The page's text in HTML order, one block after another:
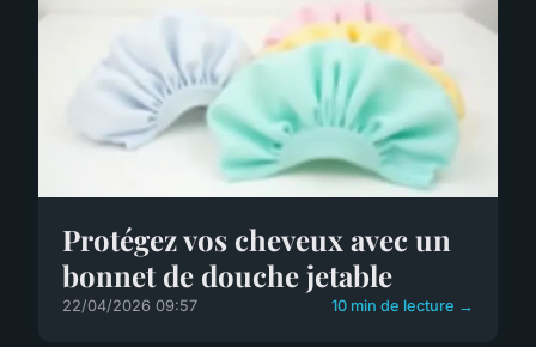
Protégez vos cheveux avec un
bonnet de douche jetable
22/04/2026 09:57 10 min de lecture →